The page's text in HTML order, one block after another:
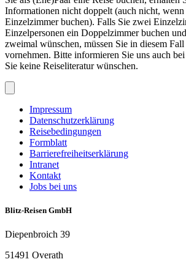
Informationen nicht doppelt (auch nicht,
Einzelzimmer buchen). Falls Sie zwei
Einzelpersonen ein Doppelzimmer buchen
zweimal wünschen, müssen Sie in diesem
vornehmen. Bitte informieren Sie uns auch
Sie keine Reiseliteratur wünschen.
Impressum
Datenschutzerklärung
Reisebedingungen
Formblatt
Barrierefreiheitserklärung
Intranet
Kontakt
Jobs bei uns
Blitz-Reisen GmbH
Diepenbroich 39
51491 Overath